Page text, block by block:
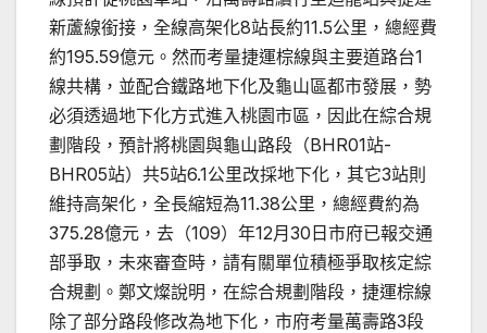
新蘆線銜接，全線高架化8站長約11.5公里，總經費
約195.59億元。然而考量捷運棕線與主要道路台1
線共構，並配合鐵路地下化及龜山區都市發展，勢
必須透過地下化方式進入桃園市區，因此在綜合規
劃階段，預計將桃園與龜山路段（BHR01站-
BHR05站）共5站6.1公里改採地下化，其它3站則
維持高架化，全長縮短為11.38公里，總經費約為
375.28億元，去（109）年12月30日市府已報交通
部爭取，未來審查時，請有關單位積極爭取核定綜
合規劃。鄭文燦說明，在綜合規劃階段，捷運棕線
除了部分路段修改為地下化，市府考量萬壽路3段